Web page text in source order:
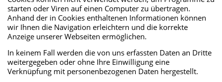
starten oder Viren auf einen Computer zu übertragen.
Anhand der in Cookies enthaltenen Informationen können
wir Ihnen die Navigation erleichtern und die korrekte
Anzeige unserer Webseiten ermöglichen.
In keinem Fall werden die von uns erfassten Daten an Dritte
weitergegeben oder ohne Ihre Einwilligung eine
Verknüpfung mit personenbezogenen Daten hergestellt.